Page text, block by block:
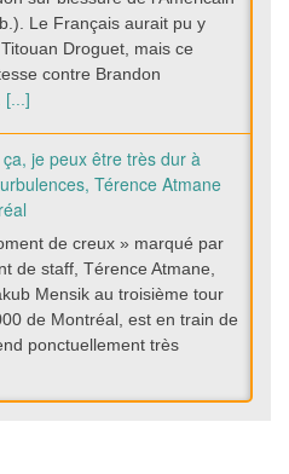
Le Français aurait pu y
Droguet, mais ce
contre Brandon
[...]
je peux être très dur à
Térence Atmane
de creux » marqué par
de staff, Térence Atmane,
Mensik au troisième tour
de Montréal, est en train de
ponctuellement très